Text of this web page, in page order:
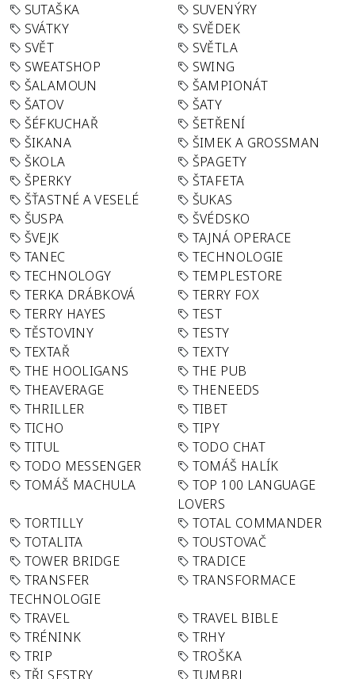
SUTAŠKA
SUVENÝRY
SVÁTKY
SVĚDEK
SVĚT
SVĚTLA
SWEATSHOP
SWING
ŠALAMOUN
ŠAMPIONÁT
ŠATOV
ŠATY
ŠÉFKUCHAŘ
ŠETŘENÍ
ŠIKANA
ŠIMEK A GROSSMAN
ŠKOLA
ŠPAGETY
ŠPERKY
ŠTAFETA
ŠŤASTNÉ A VESELÉ
ŠUKAS
ŠUSPA
ŠVÉDSKO
ŠVEJK
TAJNÁ OPERACE
TANEC
TECHNOLOGIE
TECHNOLOGY
TEMPLESTORE
TERKA DRÁBKOVÁ
TERRY FOX
TERRY HAYES
TEST
TĚSTOVINY
TESTY
TEXTAŘ
TEXTY
THE HOOLIGANS
THE PUB
THEAVERAGE
THENEEDS
THRILLER
TIBET
TICHO
TIPY
TITUL
TODO CHAT
TODO MESSENGER
TOMÁŠ HALÍK
TOMÁŠ MACHULA
TOP 100 LANGUAGE
LOVERS
TORTILLY
TOTAL COMMANDER
TOTALITA
TOUSTOVAČ
TOWER BRIDGE
TRADICE
TRANSFER
TECHNOLOGIE
TRANSFORMACE
TRAVEL
TRAVEL BIBLE
TRÉNINK
TRHY
TRIP
TROŠKA
TŘI SESTRY
TUMBRL